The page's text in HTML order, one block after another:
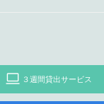
３週間貸出サービス